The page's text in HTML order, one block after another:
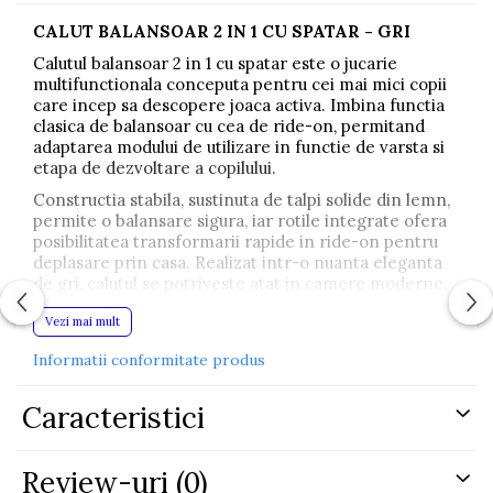
CALUT BALANSOAR 2 IN 1 CU SPATAR - GRI
Calutul balansoar 2 in 1 cu spatar este o jucarie
multifunctionala conceputa pentru cei mai mici copii
care incep sa descopere joaca activa. Imbina functia
clasica de balansoar cu cea de ride-on, permitand
adaptarea modului de utilizare in functie de varsta si
etapa de dezvoltare a copilului.
Constructia stabila, sustinuta de talpi solide din lemn,
permite o balansare sigura, iar rotile integrate ofera
posibilitatea transformarii rapide in ride-on pentru
deplasare prin casa. Realizat intr-o nuanta eleganta
de gri, calutul se potriveste atat in camere moderne,
cat si in interioare clasice pentru copii.
Materialul din plus moale este placut la atingere si
asigura confort in timpul utilizarii, iar spatarul
mentina echilibrul si o postura stabila.
sunetul de galop, stimuleaza imaginatia si incurajeaza
Vezi mai mult
Informatii conformitate produs
Caracteristici
Review-uri (0)